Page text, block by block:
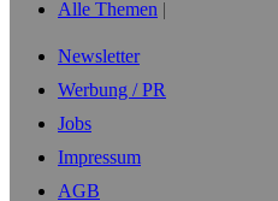
Alle Themen
Newsletter
Werbung / PR
Jobs
Impressum
AGB